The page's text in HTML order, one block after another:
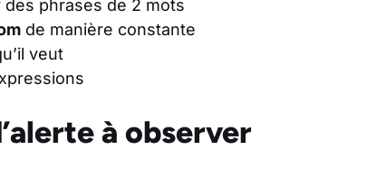
phrases de 2 mots
de manière constante
veut
à observer